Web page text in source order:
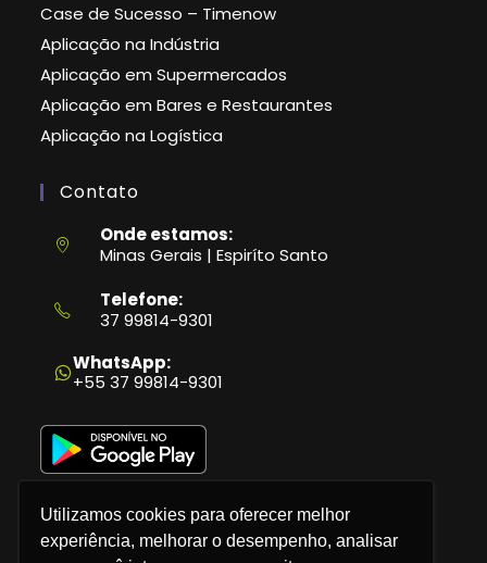
Utilizamos cookies para oferecer melhor
experiência, melhorar o desempenho, analisar
Case de Sucesso – Timenow
Aplicação na Indústria
Aplicação em Supermercados
Aplicação em Bares e Restaurantes
Aplicação na Logística
Contato
Onde estamos:
Minas Gerais | Espiríto Santo
Telefone:
37 99814-9301
em
seu
aplicativo
WhatsApp:
+55 37 99814-9301